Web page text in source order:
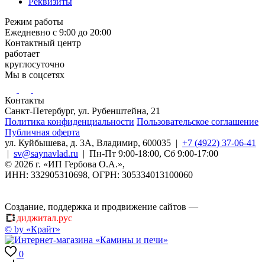
Режим работы
Ежедневно с 9:00 до 20:00
Контактный центр
работает
круглосуточно
Мы в соцсетях
Контакты
Санкт-Петербург, ул. Рубенштейна, 21
Политика конфиденциальности Пользовательское соглашение
Публичная оферта
ул. Куйбышева, д. 3А, Владимир, 600035 | +7 (4922) 37-06-41
| sv@saynavlad.ru | Пн-Пт 9:00-18:00, Сб 9:00-17:00
© 2026 г. «ИП Гербова О.А.»,
ИНН: 332905310698, ОГРН: 305334013100060
Создание, поддержка и продвижение сайтов —
диджитал.рус
© by «Крайт»
0